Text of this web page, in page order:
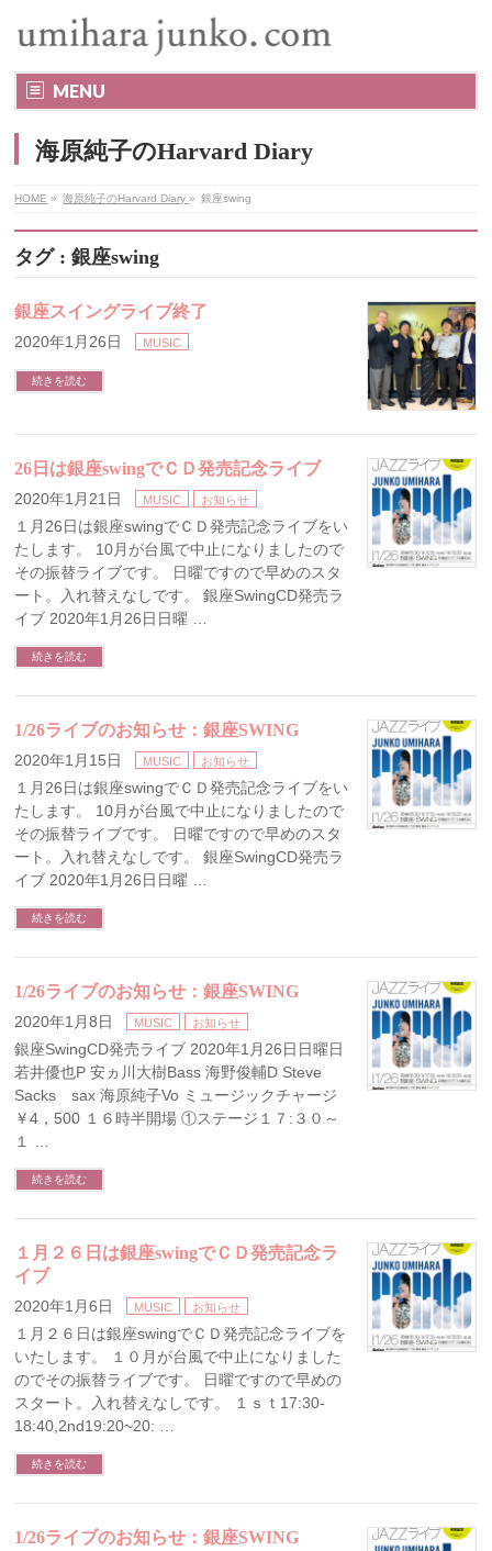
MENU
海原純子のHarvard Diary
HOME » 海原純子のHarvard Diary» 銀座swing
タグ : 銀座swing
銀座スイングライブ終了
2020年1月26日 MUSIC
続きを読む
26日は銀座swingでＣＤ発売記念ライブ
2020年1月21日 MUSIC お知らせ
１月26日は銀座swingでＣＤ発売記念ライブをい
たします。 10月が台風で中止になりましたので
その振替ライブです。 日曜ですので早めのスタ
ート。入れ替えなしです。 銀座SwingCD発売ラ
イブ 2020年1月26日日曜 …
続きを読む
1/26ライブのお知らせ：銀座SWING
2020年1月15日 MUSIC お知らせ
１月26日は銀座swingでＣＤ発売記念ライブをい
たします。 10月が台風で中止になりましたので
その振替ライブです。 日曜ですので早めのスタ
ート。入れ替えなしです。 銀座SwingCD発売ラ
イブ 2020年1月26日日曜 …
続きを読む
1/26ライブのお知らせ：銀座SWING
2020年1月8日 MUSIC お知らせ
銀座SwingCD発売ライブ 2020年1月26日日曜日
若井優也P 安ヵ川大樹Bass 海野俊輔D Steve
Sacks sax 海原純子Vo ミュージックチャージ
￥4，500 １６時半開場 ①ステージ１７:３０～
１ …
続きを読む
１月２６日は銀座swingでＣＤ発売記念ラ
イブ
2020年1月6日 MUSIC お知らせ
１月２６日は銀座swingでＣＤ発売記念ライブを
いたします。 １０月が台風で中止になりました
のでその振替ライブです。 日曜ですので早めの
スタート。入れ替えなしです。 １ｓｔ17:30-
18:40,2nd19:20~20: …
続きを読む
1/26ライブのお知らせ：銀座SWING